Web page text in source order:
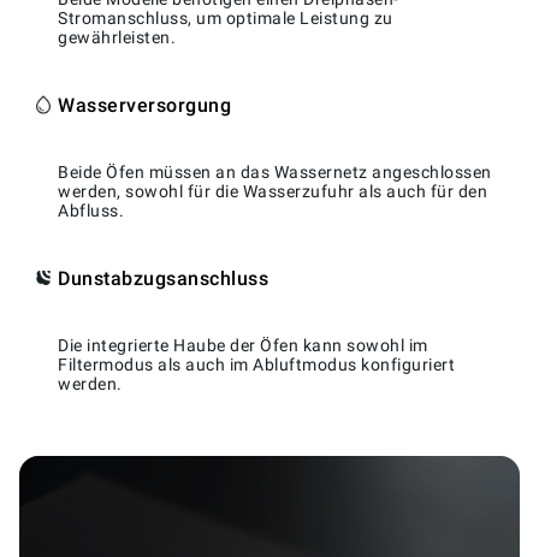
Stromanschluss, um optimale Leistung zu
gewährleisten.
Wasserversorgung
Beide Öfen müssen an das Wassernetz angeschlossen
werden, sowohl für die Wasserzufuhr als auch für den
Abfluss.
Dunstabzugsanschluss
Die integrierte Haube der Öfen kann sowohl im
Filtermodus als auch im Abluftmodus konfiguriert
werden.